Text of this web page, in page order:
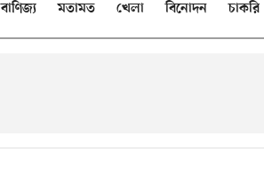
বাণিজ্য মতামত খেলা বিনোদন চাকরি